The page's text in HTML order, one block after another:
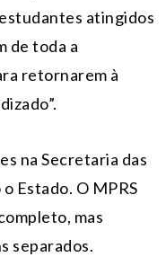
atingidos
de toda a
retornarem à
na Secretaria das
Estado. O MPRS
mas
separados.